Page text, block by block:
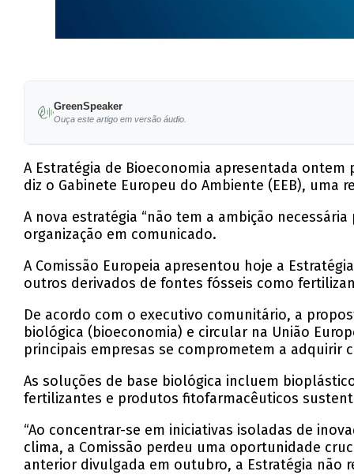
GreenSpeaker
Ouça este artigo em versão áudio.
A Estratégia de Bioeconomia apresentada
diz o Gabinete Europeu do Ambiente (EEB), uma
A nova estratégia “não tem a ambição
organização em comunicado.
A Comissão Europeia apresentou hoje a
outros derivados de fontes fósseis como
De acordo com o executivo comunitário, a
biológica (bioeconomia) e circular na União
principais empresas se comprometem a adquirir
As soluções de base biológica incluem
fertilizantes e produtos fitofarmacêuticos
“Ao concentrar-se em iniciativas isoladas de
clima, a Comissão perdeu uma oportunidade
anterior divulgada em outubro, a Estratégia não